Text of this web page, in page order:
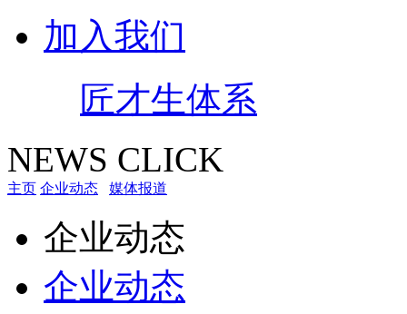
加入我们
匠才生体系
NEWS CLICK
主页 企业动态 媒体报道
企业动态
企业动态